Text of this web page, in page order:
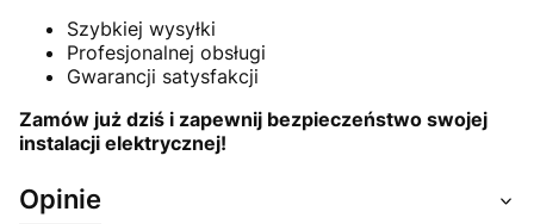
Szybkiej wysyłki
Profesjonalnej obsługi
Gwarancji satysfakcji
Zamów już dziś i zapewnij bezpieczeństwo swojej
instalacji elektrycznej!
Opinie